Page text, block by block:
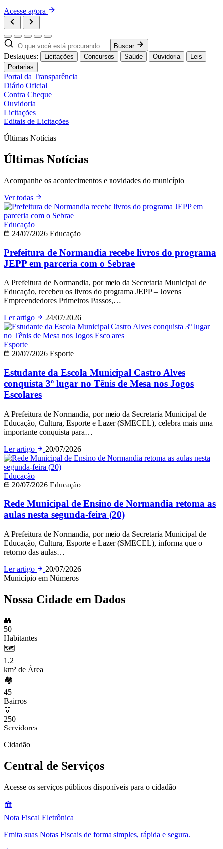
Acesse agora
Buscar
Destaques: Licitações Concursos Saúde Ouvidoria
Leis
Portarias
Portal da Transparência
Diário Oficial
Contra Cheque
Ouvidoria
Licitações
Editais de Licitações
Últimas Notícias
Últimas Notícias
Acompanhe os acontecimentos e novidades do município
Ver todas
Educação
24/07/2026 Educação
Prefeitura de Normandia recebe livros do programa
JEPP em parceria com o Sebrae
A Prefeitura de Normandia, por meio da Secretaria Municipal de
Educação, recebeu os livros do programa JEPP – Jovens
Empreendedores Primeiros Passos,…
Ler artigo
24/07/2026
Esporte
20/07/2026 Esporte
Estudante da Escola Municipal Castro Alves
conquista 3º lugar no Tênis de Mesa nos Jogos
Escolares
A Prefeitura de Normandia, por meio da Secretaria Municipal de
Educação, Cultura, Esporte e Lazer (SMECEL), celebra mais uma
importante conquista para…
Ler artigo
20/07/2026
Educação
20/07/2026 Educação
Rede Municipal de Ensino de Normandia retoma as
aulas nesta segunda-feira (20)
A Prefeitura de Normandia, por meio da Secretaria Municipal de
Educação, Cultura, Esporte e Lazer (SMECEL), informa que o
retorno das aulas…
Ler artigo
20/07/2026
Município em Números
Nossa Cidade em Dados
👥
50
Habitantes
🗺️
1.2
km² de Área
🏘️
45
Bairros
👔
250
Servidores
Cidadão
Central de Serviços
Acesse os serviços públicos disponíveis para o cidadão
🏛️
Nota Fiscal Eletrônica
Emita suas Notas Fiscais de forma simples, rápida e segura.